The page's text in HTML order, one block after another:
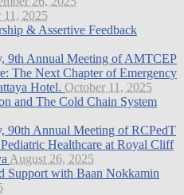
11, 2025
& Assertive Feedback
9th Annual Meeting of AMTCEP
The Next Chapter of Emergency
Hotel. October 11, 2025
and The Cold Chain System
90th Annual Meeting of RCPedT
Healthcare at Royal Cliff
August 26, 2025
Support with Baan Nokkamin